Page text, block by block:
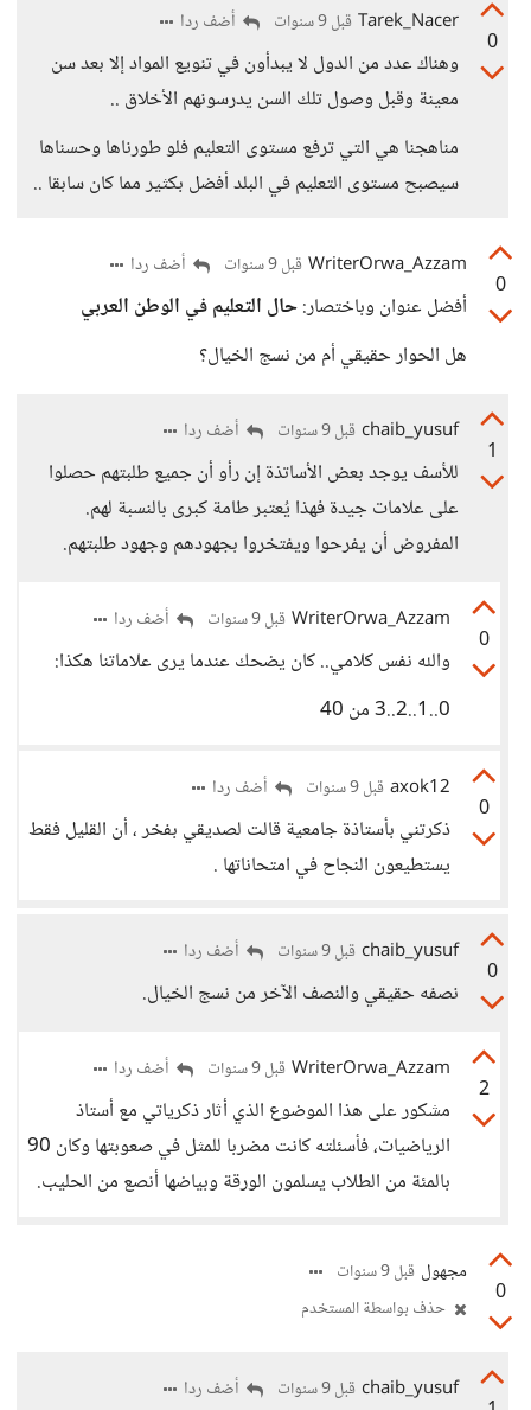
0
Tarek_Nacer قبل 9 سنوات أضف ردا
وهناك عدد من الدول لا يبدأون في تنويع المواد إلا بعد سن
معينة وقبل وصول تلك السن يدرسونهم الأخلاق ..
مناهجنا هي التي ترفع مستوى التعليم فلو طورناها وحسناها
سيصبح مستوى التعليم في البلد أفضل بكثير مما كان سابقا ..
0
WriterOrwa_Azzam قبل 9 سنوات أضف ردا
أفضل عنوان وباختصار:حال التعليم في الوطن العربي
هل الحوار حقيقي أم من نسج الخيال؟
1
chaib_yusuf قبل 9 سنوات أضف ردا
للأسف يوجد بعض الأساتذة إن رأو أن جميع طلبتهم حصلوا
على علامات جيدة فهذا يُعتبر طامة كبرى بالنسبة لهم.
المفروض أن يفرحوا ويفتخروا بجهودهم وجهود طلبتهم.
0
WriterOrwa_Azzam قبل 9 سنوات أضف ردا
والله نفس كلامي.. كان يضحك عندما يرى علاماتنا هكذا:
0..1..2..3 من 40
0
axok12 قبل 9 سنوات أضف ردا
ذكرتني بأستاذة جامعية قالت لصديقي بفخر ، أن القليل فقط
يستطيعون النجاح في امتحاناتها .
0
chaib_yusuf قبل 9 سنوات أضف ردا
نصفه حقيقي والنصف الآخر من نسج الخيال.
2
WriterOrwa_Azzam قبل 9 سنوات أضف ردا
مشكور على هذا الموضوع الذي أثار ذكرياتي مع أستاذ
الرياضيات، فأسئلته كانت مضربا للمثل في صعوبتها وكان 90
بالمئة من الطلاب يسلمون الورقة وبياضها أنصع من الحليب.
0
مجهول قبل 9 سنوات
حذف بواسطة المستخدم
chaib_yusuf قبل 9 سنوات أضف ردا